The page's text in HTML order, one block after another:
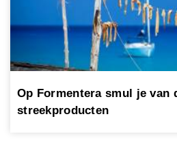
Op Formentera smul je van
streekproducten